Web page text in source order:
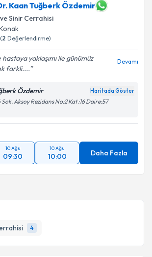
4
Kaan Tuğberk Özdemir
Sinir Cerrahisi
(2 Değerlendirme)
yaklaşımı ile günümüz
farkli....
Devamı
Özdemir Haritada Göster
Aksoy Rezidans No:2 Kat :16 Daire:57
10 Ağu
09:30
10 Ağu
10:00 Daha Fazla